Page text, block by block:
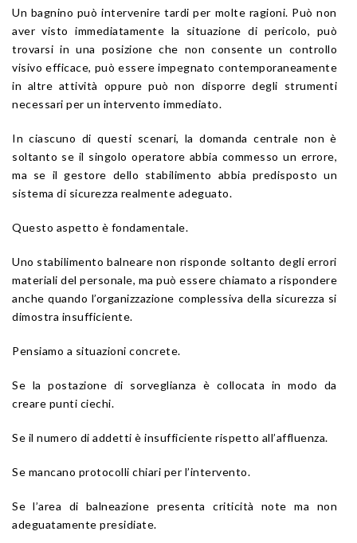
Un bagnino può intervenire tardi per molte ragioni. Può non
aver visto immediatamente la situazione di pericolo, può
trovarsi in una posizione che non consente un controllo
visivo efficace, può essere impegnato contemporaneamente
in altre attività oppure può non disporre degli strumenti
necessari per un intervento immediato.
In ciascuno di questi scenari, la domanda centrale non è
soltanto se il singolo operatore abbia commesso un errore,
ma se il gestore dello stabilimento abbia predisposto un
sistema di sicurezza realmente adeguato.
Questo aspetto è fondamentale.
Uno stabilimento balneare non risponde soltanto degli errori
materiali del personale, ma può essere chiamato a rispondere
anche quando l’organizzazione complessiva della sicurezza si
dimostra insufficiente.
Pensiamo a situazioni concrete.
Se la postazione di sorveglianza è collocata in modo da
creare punti ciechi.
Se il numero di addetti è insufficiente rispetto all’affluenza.
Se mancano protocolli chiari per l’intervento.
Se l’area di balneazione presenta criticità note ma non
adeguatamente presidiate.